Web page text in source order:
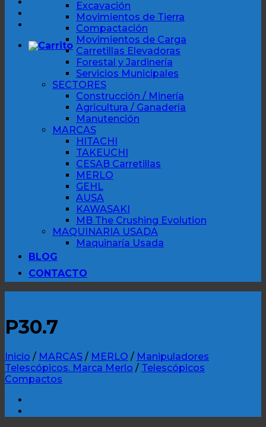
Excavación
Movimientos de Tierra
Compactación
Movimientos de Carga
Carretillas Elevadoras
Forestal y Jardinería
Servicios Municipales
SECTORES
Construcción / Minería
Agricultura / Ganadería
Manutención
MARCAS
HITACHI
TAKEUCHI
CESAB Carretillas
MERLO
GEHL
AUSA
KAWASAKI
MB The Crushing Evolution
MAQUINARIA USADA
Maquinaría Usada
BLOG
CONTACTO
P30.7
Inicio / MARCAS / MERLO / Manipuladores
Telescópicos. Marca Merlo / Telescópicos
Compactos